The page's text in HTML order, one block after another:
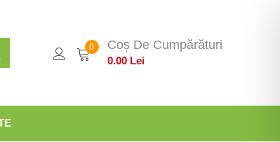
0 Coș De Cumpărături
0.00 Lei